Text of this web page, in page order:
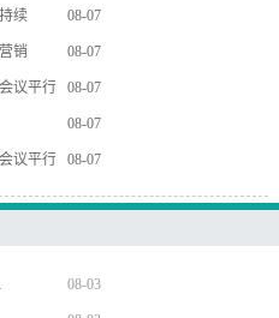
续 08-07
销 08-07
议平行 08-07
08-07
议平行 08-07
08-06
08-06
子…
08-06
08-05
08-05